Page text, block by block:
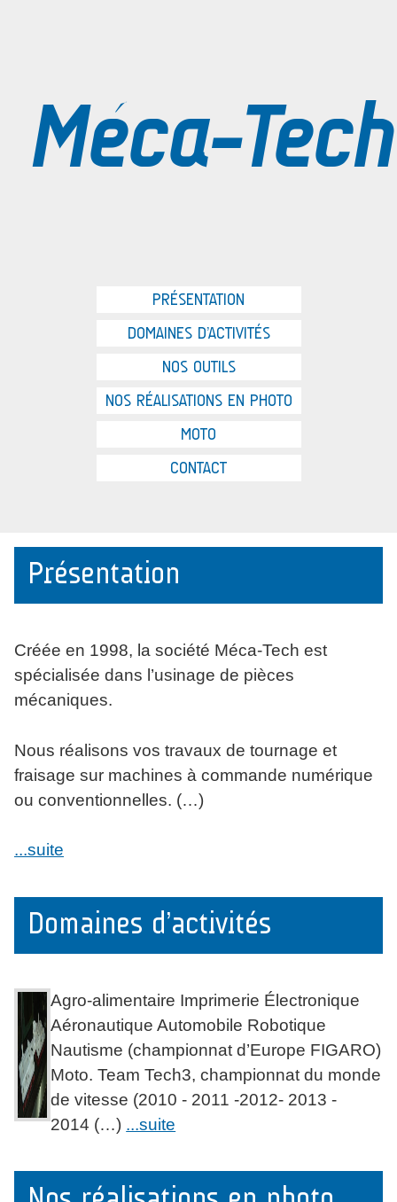
Méca-Tech
PRÉSENTATION
DOMAINES D’ACTIVITÉS
NOS OUTILS
NOS RÉALISATIONS EN PHOTO
MOTO
CONTACT
Présentation
Créée en 1998, la société Méca-Tech est
spécialisée dans l’usinage de pièces
mécaniques.
Nous réalisons vos travaux de tournage et
fraisage sur machines à commande numérique
ou conventionnelles. (…)
...suite
Domaines d’activités
Agro-alimentaire Imprimerie Électronique
Aéronautique Automobile Robotique
Nautisme (championnat d’Europe FIGARO)
Moto. Team Tech3, championnat du monde
de vitesse (2010 - 2011 -2012- 2013 -
2014 (…) ...suite